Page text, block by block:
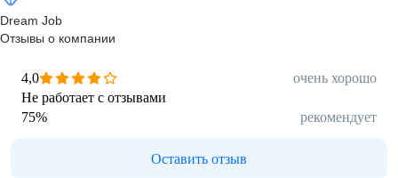
Dream Job
Отзывы о компании
4,0
очень хорошо
Не работает с отзывами
75% рекомендует
Оставить отзыв